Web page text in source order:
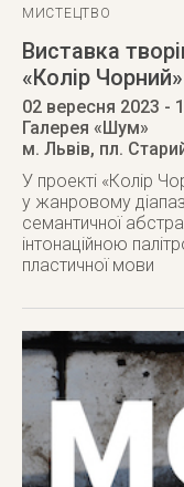
МИСТЕЦТВО
Виставка
«Колір Чорний»
02 вересня 2023 -
Галерея «Шум»
м. Львів, пл.
У проекті «Колір
у жанровому
семантичної
інтонаційною
пластичної мови